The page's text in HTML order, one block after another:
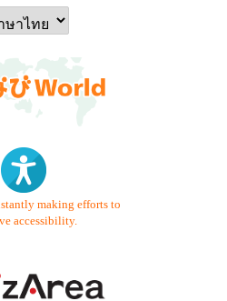
making efforts to
accessibility.